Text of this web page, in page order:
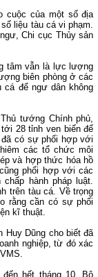
cuộc của một số địa
liệu tàu cá vi phạm.
Chi cục Thủy sản
tâm vẫn là lực lượng
biên phòng ở các
cá để ngư dân không
tướng Chính phủ,
28 tỉnh ven biển để
đã có sự phối hợp với
các tổ chức môi
và hợp thức hóa hồ
phối hợp với các
hành pháp luật.
trên tàu cá. Về trọng
rằng cần có sự phối
kĩ thuật.
Huy Dũng cho biết đã
nghiệp, từ đó xác
hết tháng 10, Bộ